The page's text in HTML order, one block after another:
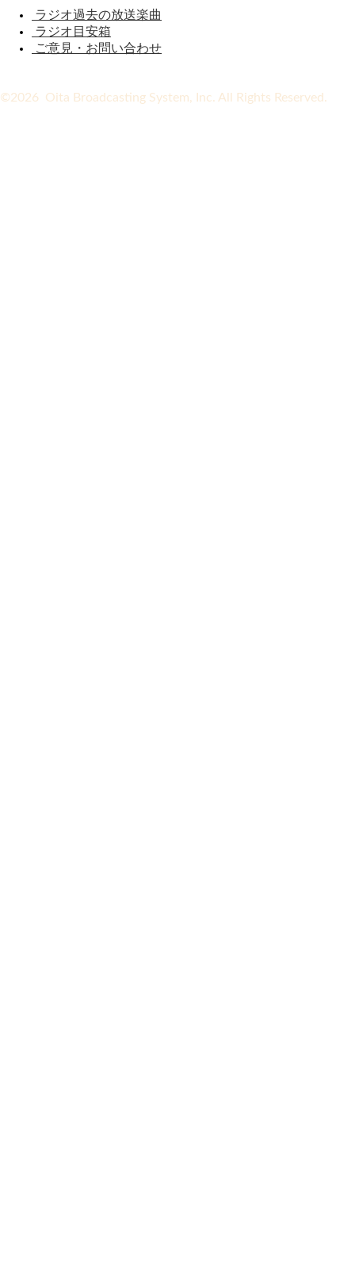
ラジオ過去の放送楽曲
ラジオ目安箱
ご意見・お問い合わせ
©2026 Oita Broadcasting System, Inc. All Rights Reserved.